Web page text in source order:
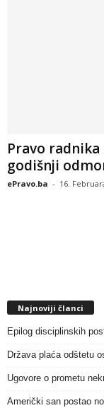
Pravo
godišnji
ePravo.ba - 16.
Najnoviji članci
Epilog disciplinskih
Država plaća odštetu
Ugovore o prometu
Američki san postao